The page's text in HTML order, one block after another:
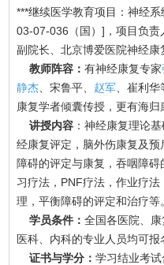
***继续医学教育项目：神经
03-07-036（国）]，项目负
副院长、北京博爱医院神经
教师阵容：有神经康复专家
静杰 、宋鲁平、 赵军 、崔利
康复学者倾囊传授，更有海归
讲授内容 ：神经康复理论
经康复评定，脑外伤康复及
障碍的评定与康复，吞咽障
习疗法，PNF疗法，作业疗
理，平衡障碍的评定和治疗等
学员条件：全国各医院、
医科、内科的专业人员均可报
证书与学分：学习结业考